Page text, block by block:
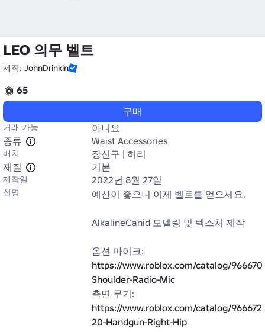
LEO 의무 벨트
제작: JohnDrinkin
65
구매
거래 가능
아니요
종류
Waist Accessories
배치
장신구 | 허리
재질
기본
제작일 2022년 8월 27일
설명 예산이 좋으니 이제 벨트를 얻으세요.
AlkalineCanid 모델링 및 텍스처 제작
https://www.roblox.com/catalog/
Shoulder-Radio-Mic
https://www.roblox.com/catalog/
20-Handgun-Right-Hip